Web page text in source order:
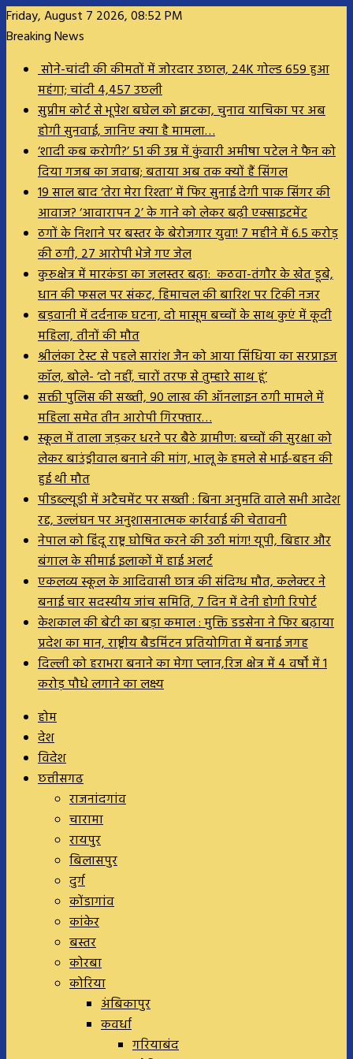
Friday, August 7 2026, 08:52 PM
Breaking News
सोने-चांदी की कीमतों में जोरदार उछाल, 24K गोल्ड ₹659 हुआ
महंगा; चांदी ₹4,457 उछली
सुप्रीम कोर्ट से भूपेश बघेल को झटका, चुनाव याचिका पर अब
होगी सुनवाई, जानिए क्या है मामला…
‘शादी कब करोगी?’ 51 की उम्र में कुंवारी अमीषा पटेल ने फैन को
दिया गजब का जवाब; बताया अब तक क्यों हैं सिंगल
19 साल बाद ‘तेरा मेरा रिश्ता’ में फिर सुनाई देगी पाक सिंगर की
आवाज? ‘आवारापन 2’ के गाने को लेकर बढ़ी एक्साइटमेंट
ठगों के निशाने पर बस्तर के बेरोजगार युवा! 7 महीने में 6.5 करोड़
की ठगी, 27 आरोपी भेजे गए जेल
कुरुक्षेत्र में मारकंडा का जलस्तर बढ़ा: कठवा-तंगौर के खेत डूबे,
धान की फसल पर संकट, हिमाचल की बारिश पर टिकी नजर
बड़वानी में दर्दनाक घटना, दो मासूम बच्चों के साथ कुएं में कूदी
महिला, तीनों की मौत
श्रीलंका टेस्ट से पहले सारांश जैन को आया सिंधिया का सरप्राइज
कॉल, बोले- ‘दो नहीं, चारों तरफ से तुम्हारे साथ हूं’
सक्ती पुलिस की सख्ती, 90 लाख की ऑनलाइन ठगी मामले में
महिला समेत तीन आरोपी गिरफ्तार…
स्कूल में ताला जड़कर धरने पर बैठे ग्रामीण: बच्चों की सुरक्षा को
लेकर बाउंड्रीवाल बनाने की मांग, भालू के हमले से भाई-बहन की
हुई थी मौत
पीडब्ल्यूडी में अटैचमेंट पर सख्ती : बिना अनुमति वाले सभी आदेश
रद्द, उल्लंघन पर अनुशासनात्मक कार्रवाई की चेतावनी
नेपाल को हिंदू राष्ट्र घोषित करने की उठी मांग! यूपी, बिहार और
बंगाल के सीमाई इलाकों में हाई अलर्ट
एकलव्य स्कूल के आदिवासी छात्र की संदिग्ध मौत, कलेक्टर ने
बनाई चार सदस्यीय जांच समिति, 7 दिन में देनी होगी रिपोर्ट
केशकाल की बेटी का बड़ा कमाल : मुक्ति डडसेना ने फिर बढ़ाया
प्रदेश का मान, राष्ट्रीय बैडमिंटन प्रतियोगिता में बनाई जगह
दिल्ली को हराभरा बनाने का मेगा प्लान,रिज क्षेत्र में 4 वर्षों में 1
करोड़ पौधे लगाने का लक्ष्य
होम
देश
विदेश
छत्तीसगढ
राजनांदगांव
चारामा
रायपुर
बिलासपुर
दुर्ग
कोंडागांव
कांकेर
बस्तर
कोरबा
कोरिया
अंबिकापुर
कवर्धा
गरियाबंद